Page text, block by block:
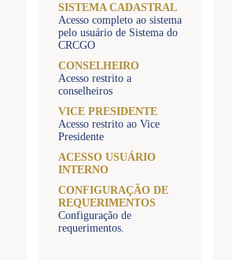
SISTEMA CADASTRAL
Acesso completo ao sistema
pelo usuário de Sistema do
CRCGO
CONSELHEIRO
Acesso restrito a
conselheiros
VICE PRESIDENTE
Acesso restrito ao Vice
Presidente
ACESSO USUÁRIO
INTERNO
CONFIGURAÇÃO DE
REQUERIMENTOS
Configuração de
requerimentos.